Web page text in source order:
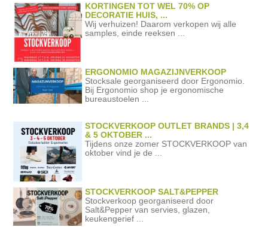
KORTINGEN TOT WEL 70% OP
DECORATIE HUIS, ...
Wij verhuizen! Daarom verkopen wij alle
samples, einde reeksen ...
ERGONOMIO MAGAZIJNVERKOOP
Stocksale georganiseerd door Ergonomio.
Bij Ergonomio shop je ergonomische
bureaustoelen ...
STOCKVERKOOP OUTLET BRANDS | 3,4
& 5 OKTOBER ...
Tijdens onze zomer STOCKVERKOOP van
oktober vind je de ...
STOCKVERKOOP SALT&PEPPER
Stockverkoop georganiseerd door
Salt&Pepper van servies, glazen,
keukengerief ...